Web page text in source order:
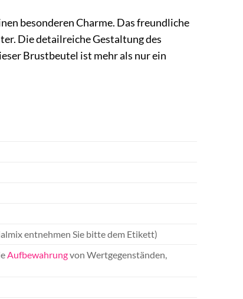
besonderen Charme. Das freundliche
Die detailreiche Gestaltung des
Brustbeutel ist mehr als nur ein
entnehmen Sie bitte dem Etikett)
Aufbewahrungvon Wertgegenständen,